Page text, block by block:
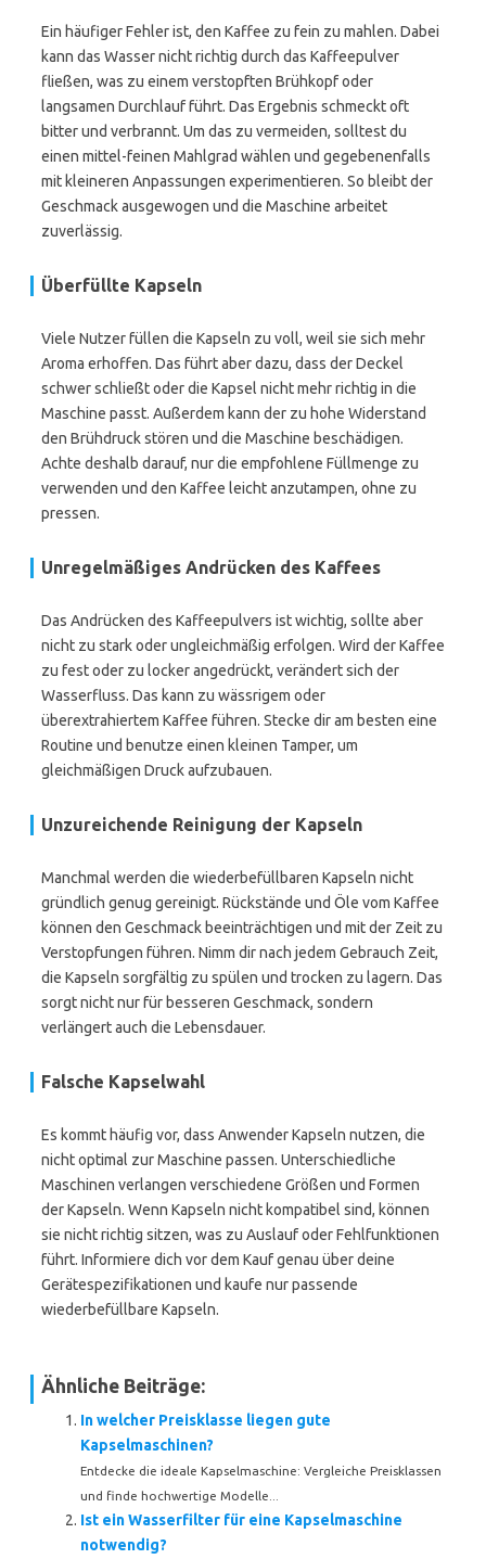
Ein häufiger Fehler ist, den Kaffee zu fein zu mahlen. Dabei
kann das Wasser nicht richtig durch das Kaffeepulver
fließen, was zu einem verstopften Brühkopf oder
langsamen Durchlauf führt. Das Ergebnis schmeckt oft
bitter und verbrannt. Um das zu vermeiden, solltest du
einen mittel-feinen Mahlgrad wählen und gegebenenfalls
mit kleineren Anpassungen experimentieren. So bleibt der
Geschmack ausgewogen und die Maschine arbeitet
zuverlässig.
Überfüllte Kapseln
Viele Nutzer füllen die Kapseln zu voll, weil sie sich mehr
Aroma erhoffen. Das führt aber dazu, dass der Deckel
schwer schließt oder die Kapsel nicht mehr richtig in die
Maschine passt. Außerdem kann der zu hohe Widerstand
den Brühdruck stören und die Maschine beschädigen.
Achte deshalb darauf, nur die empfohlene Füllmenge zu
verwenden und den Kaffee leicht anzutampen, ohne zu
pressen.
Unregelmäßiges Andrücken des Kaffees
Das Andrücken des Kaffeepulvers ist wichtig, sollte aber
nicht zu stark oder ungleichmäßig erfolgen. Wird der Kaffee
zu fest oder zu locker angedrückt, verändert sich der
Wasserfluss. Das kann zu wässrigem oder
überextrahiertem Kaffee führen. Stecke dir am besten eine
Routine und benutze einen kleinen Tamper, um
gleichmäßigen Druck aufzubauen.
Unzureichende Reinigung der Kapseln
Manchmal werden die wiederbefüllbaren Kapseln nicht
gründlich genug gereinigt. Rückstände und Öle vom Kaffee
können den Geschmack beeinträchtigen und mit der Zeit zu
Verstopfungen führen. Nimm dir nach jedem Gebrauch Zeit,
die Kapseln sorgfältig zu spülen und trocken zu lagern. Das
sorgt nicht nur für besseren Geschmack, sondern
verlängert auch die Lebensdauer.
Falsche Kapselwahl
Es kommt häufig vor, dass Anwender Kapseln nutzen, die
nicht optimal zur Maschine passen. Unterschiedliche
Maschinen verlangen verschiedene Größen und Formen
der Kapseln. Wenn Kapseln nicht kompatibel sind, können
sie nicht richtig sitzen, was zu Auslauf oder Fehlfunktionen
führt. Informiere dich vor dem Kauf genau über deine
Gerätespezifikationen und kaufe nur passende
wiederbefüllbare Kapseln.
Ähnliche Beiträge:
In welcher Preisklasse liegen gute
Kapselmaschinen?
Entdecke die ideale Kapselmaschine: Vergleiche Preisklassen
und finde hochwertige Modelle...
Ist ein Wasserfilter für eine Kapselmaschine
notwendig?